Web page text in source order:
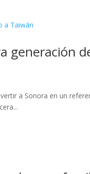
generación
a Sonora en un